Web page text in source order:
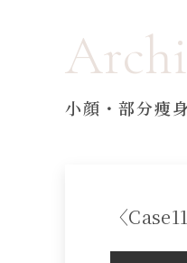
小顔・部分痩
〈